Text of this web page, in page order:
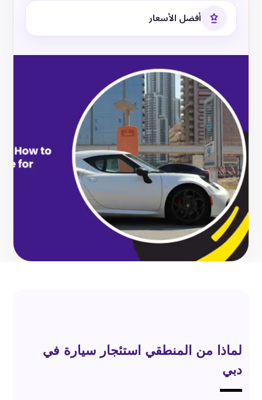
أفضل الأسعار
لماذا من المنطقي استئجار سيارة في
دبي